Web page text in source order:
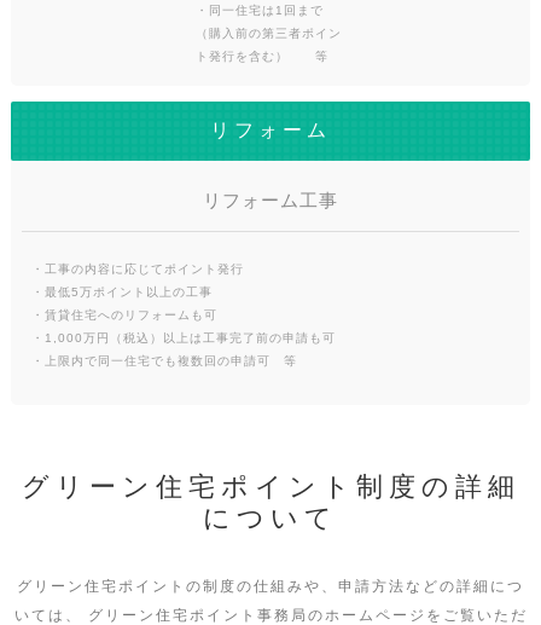
・同一住宅は1回まで
（購入前の第三者ポイン
ト発行を含む） 等
リフォーム
リフォーム工事
・工事の内容に応じてポイント発行
・最低5万ポイント以上の工事
・賃貸住宅へのリフォームも可
・1,000万円（税込）以上は工事完了前の申請も可
・上限内で同一住宅でも複数回の申請可 等
グリーン住宅ポイント制度の詳細
について
グリーン住宅ポイントの制度の仕組みや、申請方法などの詳細につ
いては、
グリーン住宅ポイント事務局のホームページをご覧いただ